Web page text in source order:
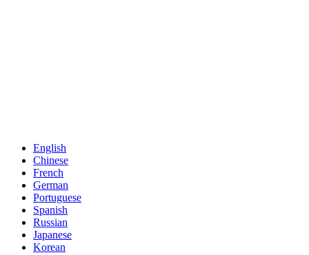
English
Chinese
French
German
Portuguese
Spanish
Russian
Japanese
Korean